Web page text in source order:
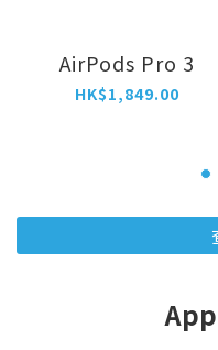
AirPods Pro 3
HK$1,849.00